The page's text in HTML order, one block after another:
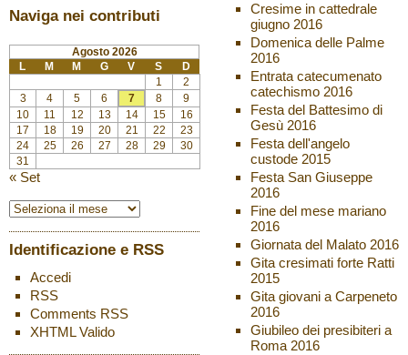
Naviga nei contributi
Agosto 2026
L
M M G V S
D
1
2
3
4 5 6 7 8
9
10
11 12 13 14 15
16
17
18 19 20 21 22
23
24
25 26 27 28 29
30
31
« Set
Identificazione e RSS
Accedi
RSS
Comments RSS
XHTMLValido
Cresime in cattedrale
giugno 2016
Domenica delle Palme
2016
Entrata catecumenato
catechismo 2016
Festa del Battesimo di
Gesù 2016
Festa dell'angelo
custode 2015
Festa San Giuseppe
2016
Fine del mese mariano
2016
Giornata del Malato 2016
Gita cresimati forte Ratti
2015
Gita giovani a Carpeneto
2016
Giubileo dei presibiteri a
Roma 2016